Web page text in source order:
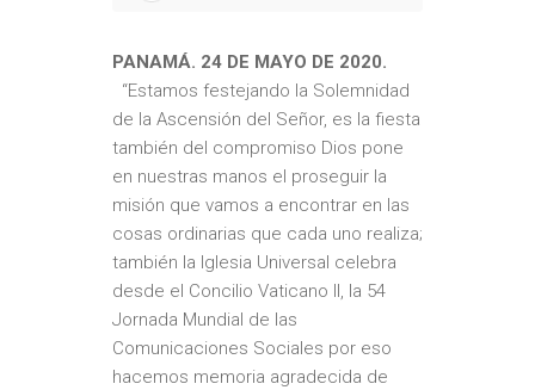
PANAMÁ. 24 DE MAYO DE 2020.
“Estamos festejando la Solemnidad
de la Ascensión del Señor, es la fiesta
también del compromiso Dios pone
en nuestras manos el proseguir la
misión que vamos a encontrar en las
cosas ordinarias que cada uno realiza;
también la Iglesia Universal celebra
desde el Concilio Vaticano II, la 54
Jornada Mundial de las
Comunicaciones Sociales por eso
hacemos memoria agradecida de